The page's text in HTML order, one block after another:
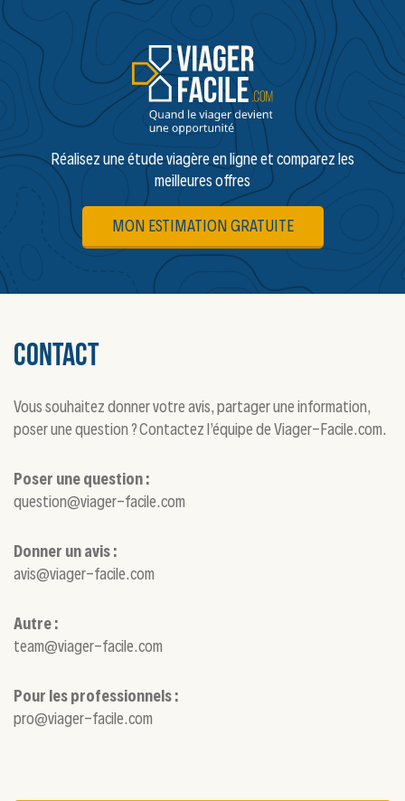
Réalisez une étude viagère en ligne et comparez les
meilleures offres
MON ESTIMATION GRATUITE
Contact
Vous souhaitez donner votre avis, partager une information,
poser une question ? Contactez l’équipe de Viager-Facile.com.
Poser une question :
question@viager-facile.com
Donner un avis :
avis@viager-facile.com
Autre :
team@viager-facile.com
Pour les professionnels :
pro@viager-facile.com